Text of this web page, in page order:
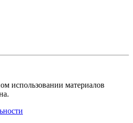
использовании материалов